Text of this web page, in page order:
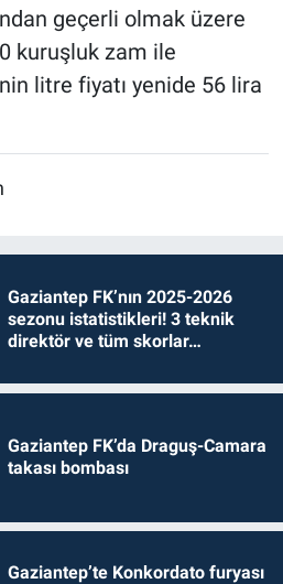
geçerli olmak üzere
kuruşluk zam ile
litre fiyatı yenide 56 lira
Gaziantep FK’nın 2025-2026
sezonu istatistikleri! 3 teknik
direktör ve tüm skorlar…
Gaziantep FK’da Draguş-Camara
takası bombası
Gaziantep’te Konkordato furyası